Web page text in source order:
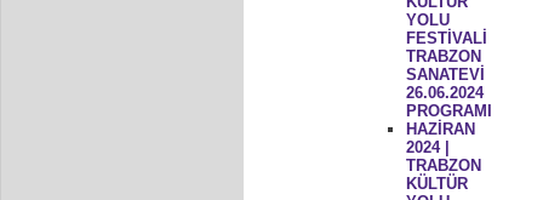
YOLU
FESTİVALİ
TRABZON
SANATEVİ
26.06.2024
PROGRAMI
HAZİRAN
2024 |
TRABZON
KÜLTÜR